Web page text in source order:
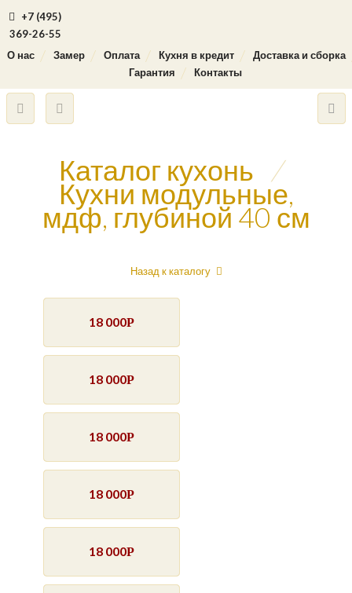
+7 (495)
369-26-55
О нас
Замер Оплата Кухня в кредит
Доставка и сборка
Гарантия
Контакты
Каталог кухонь /
Кухни модульные,
мдф, глубиной 40 см
Назад к каталогу
18 000Р
18 000Р
18 000Р
18 000Р
18 000Р